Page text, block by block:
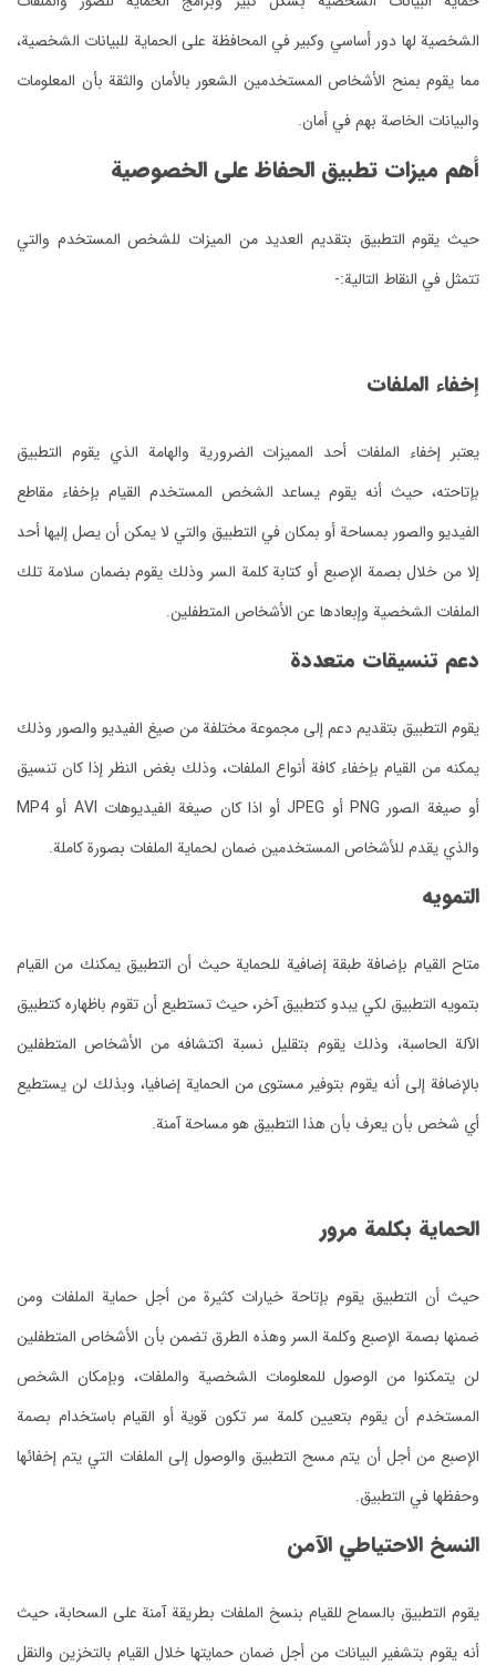
الشخصية لها دور أساسي وكبير في المحافظة على الحماية للبيانات الشخصية،
مما يقوم بمنح الأشخاص المستخدمين الشعور بالأمان والثقة بأن المعلومات
والبيانات الخاصة بهم في أمان.
أهم ميزات تطبيق الحفاظ على الخصوصية
حيث يقوم التطبيق بتقديم العديد من الميزات للشخص المستخدم والتي
تتمثل في النقاط التالية:-
إخفاء الملفات
يعتبر إخفاء الملفات أحد المميزات الضرورية والهامة الذي يقوم التطبيق
بإتاحته، حيث أنه يقوم يساعد الشخص المستخدم القيام بإخفاء مقاطع
الفيديو والصور بمساحة أو بمكان في التطبيق والتي لا يمكن أن يصل إليها أحد
إلا من خلال بصمة الإصبع أو كتابة كلمة السر وذلك يقوم بضمان سلامة تلك
الملفات الشخصية وإبعادها عن الأشخاص المتطفلين.
دعم تنسيقات متعددة
يقوم التطبيق بتقديم دعم إلى مجموعة مختلفة من صيغ الفيديو والصور وذلك
يمكنه من القيام بإخفاء كافة أنواع الملفات، وذلك بغض النظر إذا كان تنسيق
أو صيغة الصور PNG أو JPEG أو اذا كان صيغة الفيديوهات AVI أو MP4
والذي يقدم للأشخاص المستخدمين ضمان لحماية الملفات بصورة كاملة.
التمويه
متاح القيام بإضافة طبقة إضافية للحماية حيث أن التطبيق يمكنك من القيام
بتمويه التطبيق لكي يبدو كتطبيق آخر، حيث تستطيع أن تقوم باظهاره كتطبيق
الآلة الحاسبة، وذلك يقوم بتقليل نسبة اكتشافه من الأشخاص المتطفلين
بالإضافة إلى أنه يقوم بتوفير مستوى من الحماية إضافيا، وبذلك لن يستطيع
أي شخص بأن يعرف بأن هذا التطبيق هو مساحة آمنة.
الحماية بكلمة مرور
حيث أن التطبيق يقوم بإتاحة خيارات كثيرة من أجل حماية الملفات ومن
ضمنها بصمة الإصبع وكلمة السر وهذه الطرق تضمن بأن الأشخاص المتطفلين
لن يتمكنوا من الوصول للمعلومات الشخصية والملفات، وبإمكان الشخص
المستخدم أن يقوم بتعيين كلمة سر تكون قوية أو القيام باستخدام بصمة
الإصبع من أجل أن يتم مسح التطبيق والوصول إلى الملفات التي يتم إخفائها
وحفظها في التطبيق.
النسخ الاحتياطي الآمن
يقوم التطبيق بالسماح للقيام بنسخ الملفات بطريقة آمنة على السحابة، حيث
أنه يقوم بتشفير البيانات من أجل ضمان حمايتها خلال القيام بالتخزين والنقل